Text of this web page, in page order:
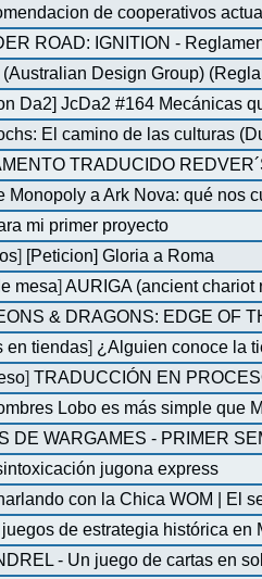
de cooperativos
ROAD: IGNITION -
(Australian Design Group)
Da2] JcDa2 #164 Mecánicas
El camino de las culturas
TRADUCIDO
Monopoly a Ark Nova: qué nos
mi primer proyecto
] [Peticion] Gloria a Roma
mesa]AURIGA (ancient chariot
& DRAGONS: EDGE OF
en tiendas] ¿Alguien conoce la
]TRADUCCIÓN EN
Lobo es más simple que
DE WARGAMES - PRIMER
jugona express
con la Chica WOM | El
de estrategia histórica en
- Un juego de cartas en